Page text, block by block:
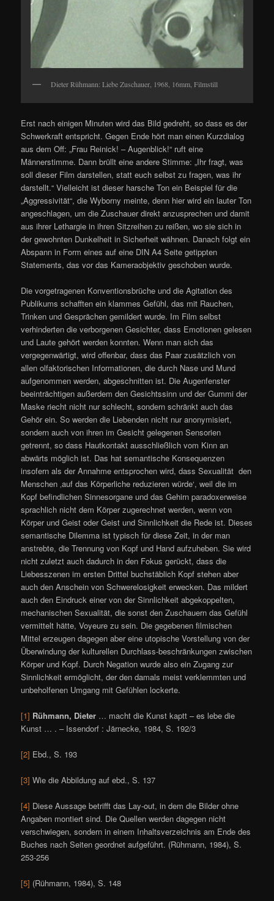
Dieter Rühmann: Liebe Zuschauer, 1968, 16mm, Filmstill
Erst nach einigen Minuten wird das Bild gedreht, so dass es der
Schwerkraft entspricht. Gegen Ende hört man einen Kurzdialog
aus dem Off: „Frau Reinick! – Augenblick!“ ruft eine
Männerstimme. Dann brüllt eine andere Stimme: „Ihr fragt, was
soll dieser Film darstellen, statt euch selbst zu fragen, was ihr
darstellt.“ Vielleicht ist dieser harsche Ton ein Beispiel für die
„Aggressivität“, die Wyborny meinte, denn hier wird ein lauter Ton
angeschlagen, um die Zuschauer direkt anzusprechen und damit
aus ihrer Lethargie in ihren Sitzreihen zu reißen, wo sie sich in
der gewohnten Dunkelheit in Sicherheit wähnen. Danach folgt ein
Abspann in Form eines auf eine DIN A4 Seite getippten
Statements, das vor das Kameraobjektiv geschoben wurde.
Die vorgetragenen Konventionsbrüche und die Agitation des
Publikums schafften ein klammes Gefühl, das mit Rauchen,
Trinken und Gesprächen gemildert wurde. Im Film selbst
verhinderten die verborgenen Gesichter, dass Emotionen gelesen
und Laute gehört werden konnten. Wenn man sich das
vergegenwärtigt, wird offenbar, dass das Paar zusätzlich von
allen olfaktorischen Informationen, die durch Nase und Mund
aufgenommen werden, abgeschnitten ist. Die Augenfenster
beeinträchtigen außerdem den Gesichtssinn und der Gummi der
Maske riecht nicht nur schlecht, sondern schränkt auch das
Gehör ein. So werden die Liebenden nicht nur anonymisiert,
sondern auch von ihren im Gesicht gelegenen Sensorien
getrennt, so dass Hautkontakt ausschließlich vom Kinn an
abwärts möglich ist. Das hat semantische Konsequenzen
insofern als der Annahme entsprochen wird, dass Sexualität den
Menschen ‚auf das Körperliche reduzieren würde‘, weil die im
Kopf befindlichen Sinnesorgane und das Gehirn paradoxerweise
sprachlich nicht dem Körper zugerechnet werden, wenn von
Körper und Geist oder Geist und Sinnlichkeit die Rede ist. Dieses
semantische Dilemma ist typisch für diese Zeit, in der man
anstrebte, die Trennung von Kopf und Hand aufzuheben. Sie wird
nicht zuletzt auch dadurch in den Fokus gerückt, dass die
Liebesszenen im ersten Drittel buchstäblich Kopf stehen aber
auch den Anschein von Schwerelosigkeit erwecken. Das mildert
auch den Eindruck einer von der Sinnlichkeit abgekoppelten,
mechanischen Sexualität, die sonst den Zuschauern das Gefühl
vermittelt hätte, Voyeure zu sein. Die gegebenen filmischen
Mittel erzeugen dagegen aber eine utopische Vorstellung von der
Überwindung der kulturellen Durchlass-beschränkungen zwischen
Körper und Kopf. Durch Negation wurde also ein Zugang zur
Sinnlichkeit ermöglicht, der den damals meist verklemmten und
unbeholfenen Umgang mit Gefühlen lockerte.
[1] Rühmann, Dieter … macht die Kunst kaptt – es lebe die
Kunst … . – Issendorf : Järnecke, 1984, S. 192/3
[2] Ebd., S. 193
[3] Wie die Abbildung auf ebd., S. 137
[4] Diese Aussage betrifft das Lay-out, in dem die Bilder ohne
Angaben montiert sind. Die Quellen werden dagegen nicht
verschwiegen, sondern in einem Inhaltsverzeichnis am Ende des
Buches nach Seiten geordnet aufgeführt. (Rühmann, 1984), S.
253-256
[5] (Rühmann, 1984), S. 148